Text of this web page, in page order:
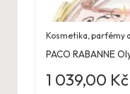
Kosmetika, parfémy
PACO RABANNE
1 039,00 Kč